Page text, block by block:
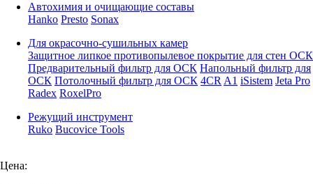
Автохимия и очищающие составы
Hanko Presto Sonax
Для окрасочно-сушильных камер
Защитное липкое противопылевое покрытие для стен ОСК
Предварительный фильтр для ОСК Напольный фильтр для
ОСК Потолочный фильтр для ОСК 4CR A1 iSistem Jeta Pro
Radex RoxelPro
Режущий инструмент
Ruko Bucovice Tools
Цена: